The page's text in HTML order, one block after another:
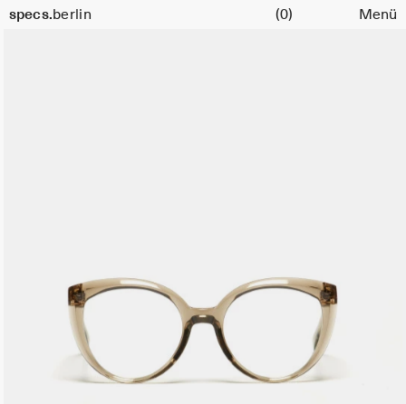
specs.berlin
Warenkorb (0) Menü